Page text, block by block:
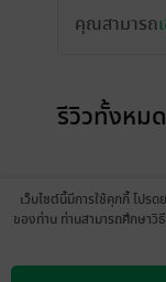
คุณสามารถ
รีวิวทั้งหมด
เว็บไซต์นี้มีการใช้คุกกี้ โปร
ของท่าน ท่านสามารถศึกษา